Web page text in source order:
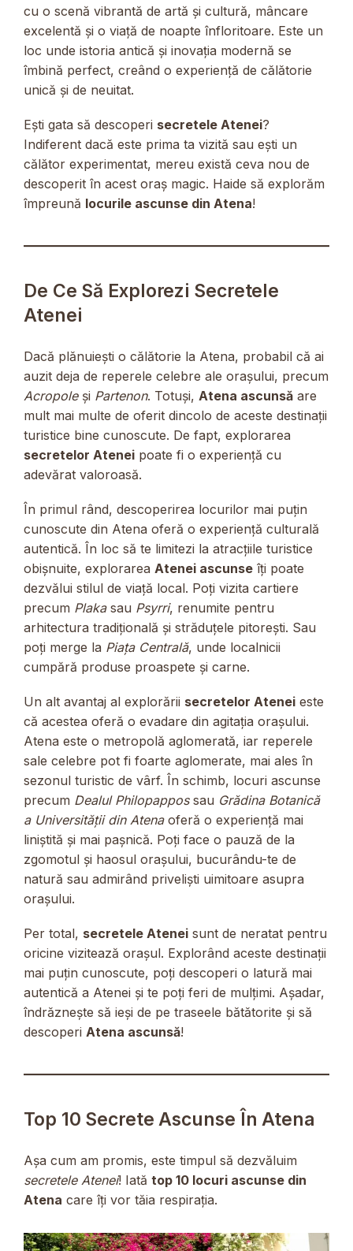
cu o scenă vibrantă de artă și cultură, mâncare
excelentă și o viață de noapte înfloritoare. Este un
loc unde istoria antică și inovația modernă se
îmbină perfect, creând o experiență de călătorie
unică și de neuitat.
Ești gata să descoperi secretele Atenei?
Indiferent dacă este prima ta vizită sau ești un
călător experimentat, mereu există ceva nou de
descoperit în acest oraș magic. Haide să explorăm
împreună locurile ascunse din Atena!
De Ce Să Explorezi Secretele
Atenei
Dacă plănuiești o călătorie la Atena, probabil că ai
auzit deja de reperele celebre ale orașului, precum
Acropoleși Partenon. Totuși, Atena ascunsă are
mult mai multe de oferit dincolo de aceste destinații
turistice bine cunoscute. De fapt, explorarea
secretelor Atenei poate fi o experiență cu
adevărat valoroasă.
În primul rând, descoperirea locurilor mai puțin
cunoscute din Atena oferă o experiență culturală
autentică. În loc să te limitezi la atracțiile turistice
obișnuite, explorarea Atenei ascunse îți poate
dezvălui stilul de viață local. Poți vizita cartiere
precum Plakasau Psyrri, renumite pentru
arhitectura tradițională și străduțele pitorești. Sau
poți merge la Piața Centrală, unde localnicii
cumpără produse proaspete și carne.
Un alt avantaj al explorării secretelor Atenei este
că acestea oferă o evadare din agitația orașului.
Atena este o metropolă aglomerată, iar reperele
sale celebre pot fi foarte aglomerate, mai ales în
sezonul turistic de vârf. În schimb, locuri ascunse
precum Dealul Philopappossau Grădina Botanică
a Universității din Atenaoferă o experiență mai
liniștită și mai pașnică. Poți face o pauză de la
zgomotul și haosul orașului, bucurându-te de
natură sau admirând priveliști uimitoare asupra
orașului.
Per total, secretele Atenei sunt de neratat pentru
oricine vizitează orașul. Explorând aceste destinații
mai puțin cunoscute, poți descoperi o latură mai
autentică a Atenei și te poți feri de mulțimi. Așadar,
îndrăznește să ieși de pe traseele bătătorite și să
descoperi Atena ascunsă!
Top 10 Secrete Ascunse În Atena
Așa cum am promis, este timpul să dezvăluim
secretele Atenei! Iată top 10 locuri ascunse din
Atena care îți vor tăia respirația.